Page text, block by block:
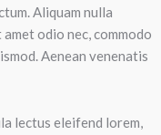
Aliquam nulla
odio nec, commodo
Aenean venenatis
lectus eleifend lorem,